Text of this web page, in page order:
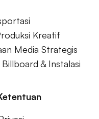
Kreatif
Media Strategis
& Instalasi